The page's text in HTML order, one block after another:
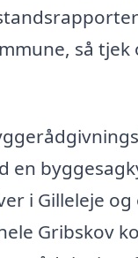
så
en
i Gilleleje og
Gribskov